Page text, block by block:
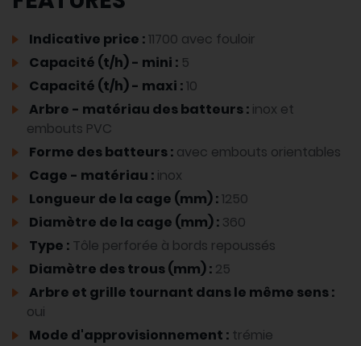
Indicative price :11700 avec fouloir
Capacité (t/h) - mini : 5
Capacité (t/h) - maxi :10
Arbre - matériau des batteurs : inox et
embouts PVC
Forme des batteurs : avec embouts orientables
Cage - matériau : inox
Longueur de la cage (mm) :1250
Diamètre de la cage (mm) : 360
Type : Tôle perforée à bords repoussés
Diamètre des trous (mm) : 25
Arbre et grille tournant dans le même sens :
oui
Mode d'approvisionnement : trémie